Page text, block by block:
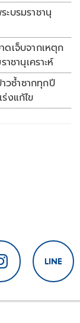
บรมราชานุ
ดเจ็บจากเหตุก
าชานุเคราะห์
วซ้ำซากทุกปี
งแก้ไข